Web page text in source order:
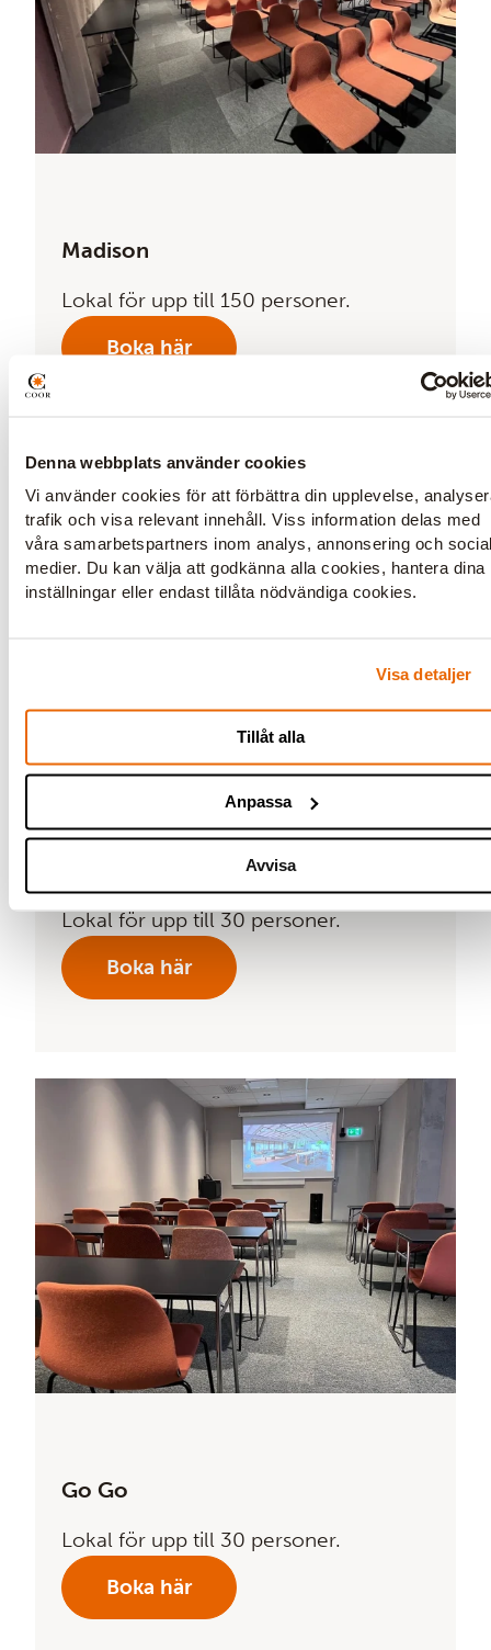
Denna webbplats använder cookies
Vi använder cookies för att förbättra din upplevelse,
trafik och visa relevant innehåll. Viss information delas med
våra samarbetspartners inom analys, annonsering och
medier. Du kan välja att godkänna alla cookies, hantera dina
inställningar eller endast tillåta nödvändiga cookies.
Visa detaljer
Tillåt alla
Anpassa
Avvisa
Madison
Lokal för upp till 150 personer.
Boka här
Lokal för upp till 30 personer.
Boka här
Go Go
Lokal för upp till 30 personer.
Boka här